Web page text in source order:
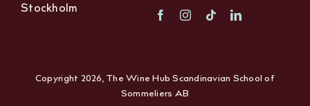
Stockholm
Copyright 2026, The Wine Hub Scandinavian School of
Sommeliers AB